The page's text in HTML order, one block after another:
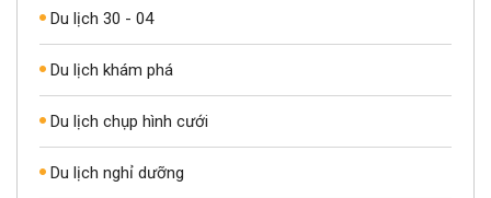
Du lịch 30 - 04
Du lịch khám phá
Du lịch chụp hình cưới
Du lịch nghỉ dưỡng